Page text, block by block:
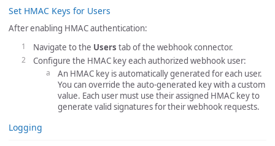
Set HMAC Keys for Users
After enabling HMAC authentication:
Navigate to the Users tab of the webhook connector.
Configure the HMAC key each authorized webhook user:
An HMAC key is automatically generated for each user.
You can override the auto-generated key with a custom
value. Each user must use their assigned HMAC key to
generate valid signatures for their webhook requests.
Logging